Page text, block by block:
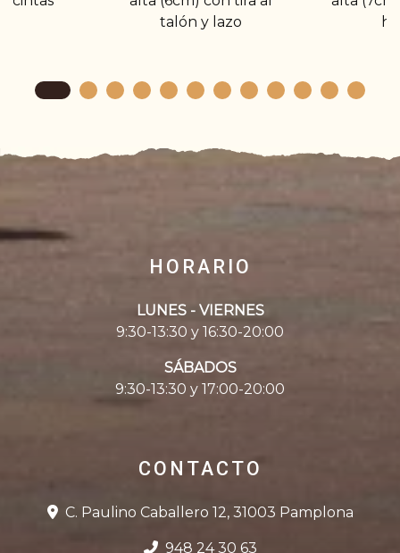
talón y lazo
HORARIO
LUNES - VIERNES
9:30-13:30 y 16:30-20:00
SÁBADOS
9:30-13:30 y 17:00-20:00
CONTACTO
C. Paulino Caballero 12, 31003 Pamplona
948 24 30 63